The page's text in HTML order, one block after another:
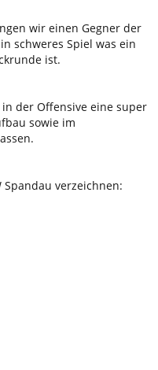
wir einen Gegner der
schweres Spiel was ein
ist.
der Offensive eine super
sowie im
Spandau verzeichnen: